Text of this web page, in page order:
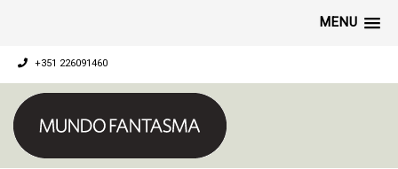
MENU
+351 226091460